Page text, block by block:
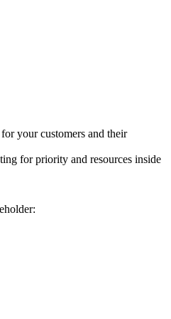
your customers and their
for priority and resources inside